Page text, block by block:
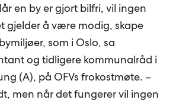
en by er gjort bilfri, vil ingen
gjelder å være modig, skape
som i Oslo, sa
og tidligere kommunalråd i
(A), på OFVs frokostmøte. –
men når det fungerer vil ingen